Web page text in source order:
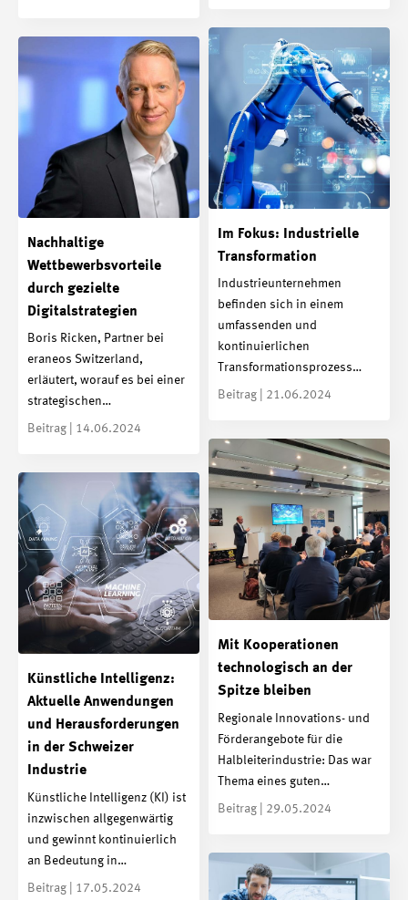
Im Fokus: Industrielle
Transformation
Industrieunternehmen
befinden sich in einem
umfassenden und
kontinuierlichen
Transformationsprozess…
Beitrag | 21.06.2024
Nachhaltige
Wettbewerbsvorteile
durch gezielte
Digitalstrategien
Boris Ricken, Partner bei
eraneos Switzerland,
erläutert, worauf es bei einer
strategischen…
Beitrag | 14.06.2024
Mit Kooperationen
technologisch an der
Spitze bleiben
Regionale Innovations- und
Förderangebote für die
Halbleiterindustrie: Das war
Thema eines guten…
Beitrag | 29.05.2024
Künstliche Intelligenz:
Aktuelle Anwendungen
und Herausforderungen
in der Schweizer
Industrie
Künstliche Intelligenz (KI) ist
inzwischen allgegenwärtig
und gewinnt kontinuierlich
an Bedeutung in…
Beitrag | 17.05.2024